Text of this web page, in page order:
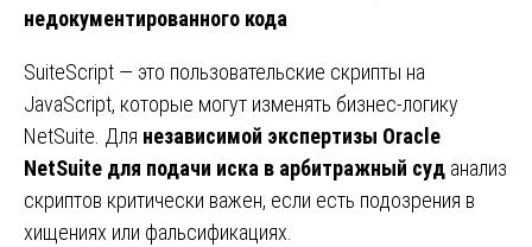
недокументированного кода
SuiteScript — это пользовательские скрипты на
JavaScript, которые могут изменять бизнес-логику
NetSuite. Для независимой экспертизы Oracle
NetSuite для подачи иска в арбитражный суд анализ
скриптов критически важен, если есть подозрения в
хищениях или фальсификациях.